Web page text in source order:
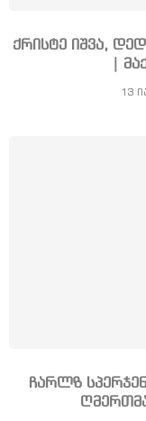
ქრისტე იშვა,
|
13
ჩარლზ